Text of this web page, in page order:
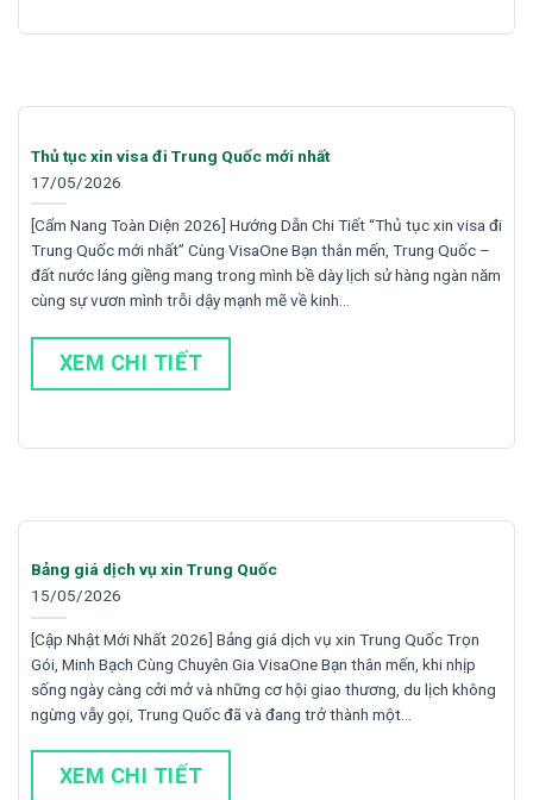
Thủ tục xin visa đi Trung Quốc mới nhất
17/05/2026
[Cẩm Nang Toàn Diện 2026] Hướng Dẫn Chi Tiết “Thủ tục xin visa đi
Trung Quốc mới nhất” Cùng VisaOne Bạn thân mến, Trung Quốc –
đất nước láng giềng mang trong mình bề dày lịch sử hàng ngàn năm
cùng sự vươn mình trỗi dậy mạnh mẽ về kinh…
XEM CHI TIẾT
Bảng giá dịch vụ xin Trung Quốc
15/05/2026
[Cập Nhật Mới Nhất 2026] Bảng giá dịch vụ xin Trung Quốc Trọn
Gói, Minh Bạch Cùng Chuyên Gia VisaOne Bạn thân mến, khi nhịp
sống ngày càng cởi mở và những cơ hội giao thương, du lịch không
ngừng vẫy gọi, Trung Quốc đã và đang trở thành một…
XEM CHI TIẾT